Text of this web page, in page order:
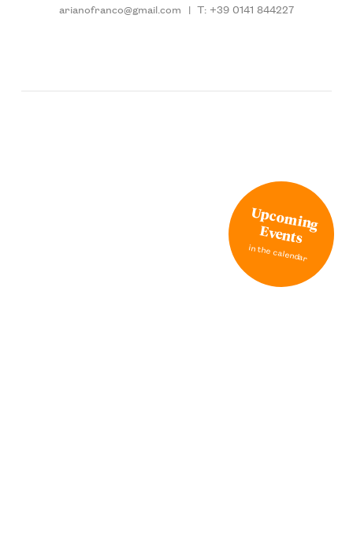
arianofranco@gmail.com | T: +39 0141 844227
Upcoming
Events
in the calendar